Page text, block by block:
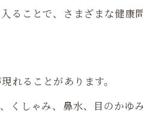
ることで、さまざまな健康
れることがあります。
くしゃみ、鼻水、目のかゆ